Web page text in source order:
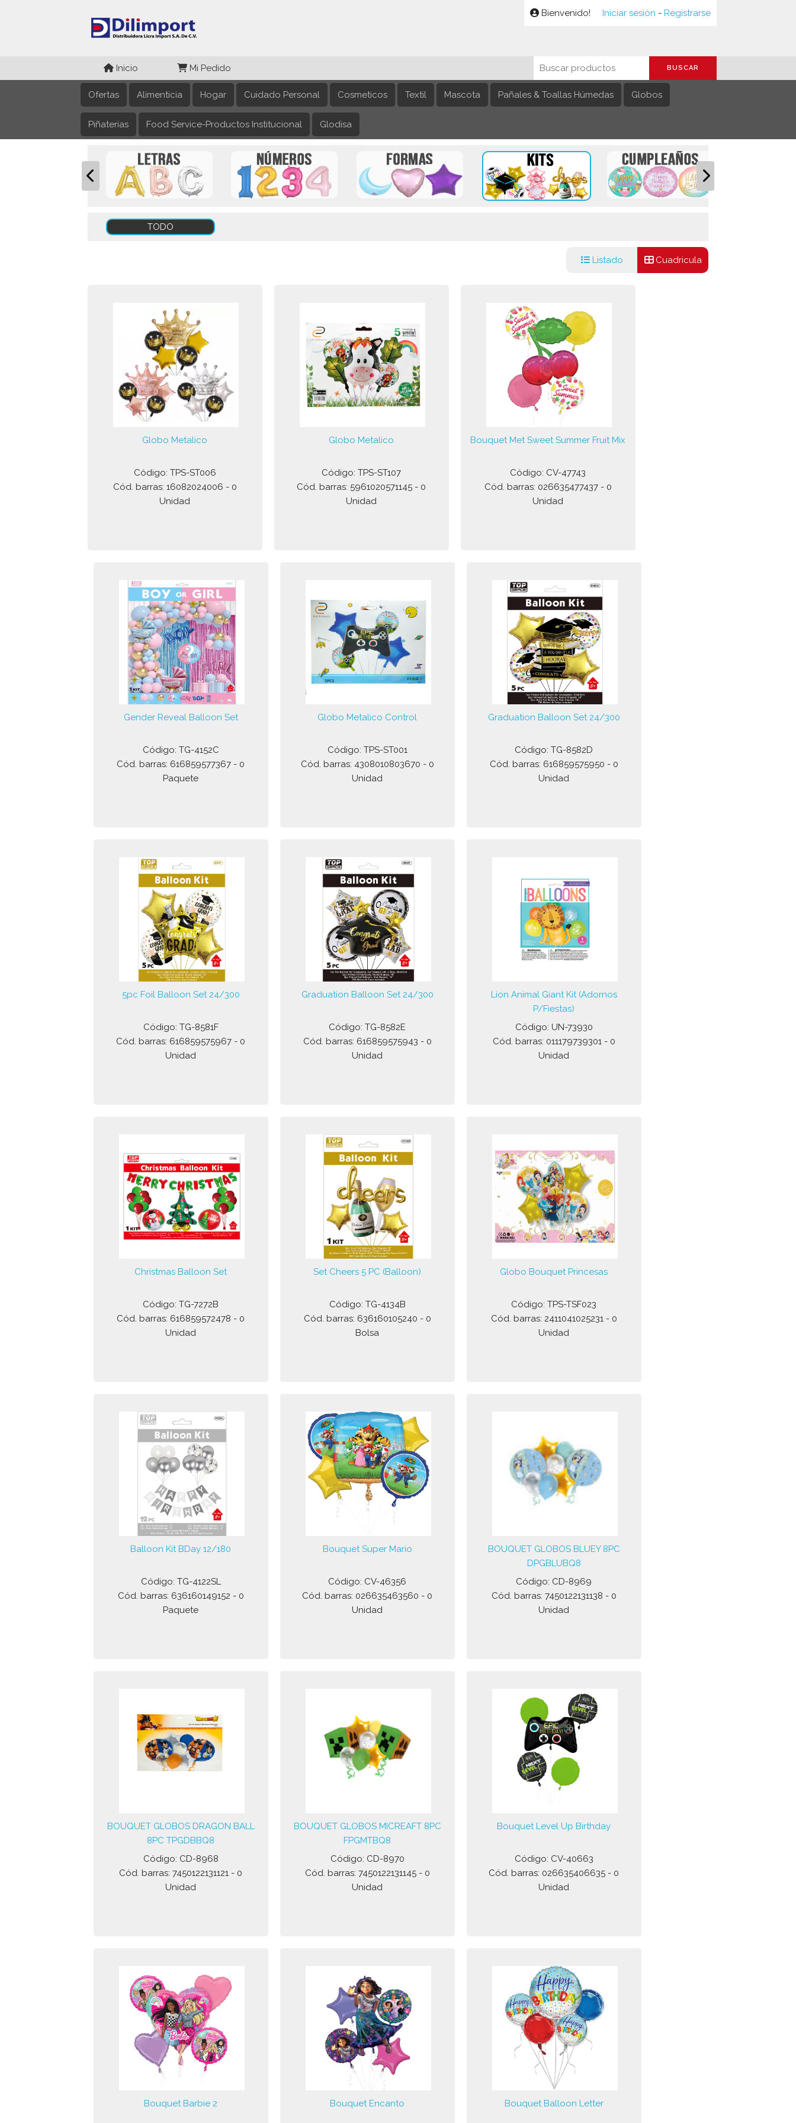
Bienvenido! Iniciar sesión - Registrarse
Inicio Mi Pedido
Ofertas Alimenticia Hogar Cuidado Personal Cosmeticos Textil Mascota Pañales & Toallas Húmedas Globos
Piñaterias Food Service-Productos Institucional Glodisa
TODO
Listado Cuadricula
Globo Metalico
Código: TPS-ST006
Cód. barras: 16082024006 - 0
Unidad
Globo Metalico
Código: TPS-ST107
Cód. barras: 5961020571145 - 0
Unidad
Bouquet Met Sweet Summer Fruit Mix
Código: CV-47743
Cód. barras: 026635477437 - 0
Unidad
Gender Reveal Balloon Set
Código: TG-4152C
Cód. barras: 616859577367 - 0
Paquete
Globo Metalico Control
Código: TPS-ST001
Cód. barras: 4308010803670 - 0
Unidad
Graduation Balloon Set 24/300
Código: TG-8582D
Cód. barras: 616859575950 - 0
Unidad
5pc Foil Balloon Set 24/300
Código: TG-8581F
Cód. barras: 616859575967 - 0
Unidad
Graduation Balloon Set 24/300
Código: TG-8582E
Cód. barras: 616859575943 - 0
Unidad
Lion Animal Giant Kit (Adornos
P/Fiestas)
Código: UN-73930
Cód. barras: 011179739301 - 0
Unidad
Christmas Balloon Set
Código: TG-7272B
Cód. barras: 616859572478 - 0
Unidad
Set Cheers 5 PC (Balloon)
Código: TG-4134B
Cód. barras: 636160105240 - 0
Bolsa
Globo Bouquet Princesas
Código: TPS-TSF023
Cód. barras: 2411041025231 - 0
Unidad
Balloon Kit BDay 12/180
Código: TG-4122SL
Cód. barras: 636160149152 - 0
Paquete
Bouquet Super Mario
Código: CV-46356
Cód. barras: 026635463560 - 0
Unidad
BOUQUET GLOBOS BLUEY 8PC
DPGBLUBQ8
Código: CD-8969
Cód. barras: 7450122131138 - 0
Unidad
BOUQUET GLOBOS DRAGON BALL
8PC TPGDBBQ8
Código: CD-8968
Cód. barras: 7450122131121 - 0
Unidad
BOUQUET GLOBOS MICREAFT 8PC
FPGMTBQ8
Código: CD-8970
Cód. barras: 7450122131145 - 0
Unidad
Bouquet Level Up Birthday
Código: CV-40663
Cód. barras: 026635406635 - 0
Unidad
Bouquet Barbie 2 Bouquet Encanto Bouquet Balloon Letter